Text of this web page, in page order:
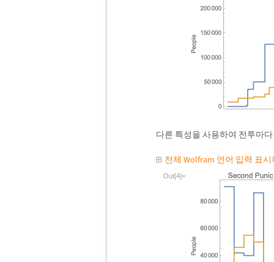
다른 특성을 사용하여 전투마
전체 Wolfram 언어 입력 표
Out[4]=